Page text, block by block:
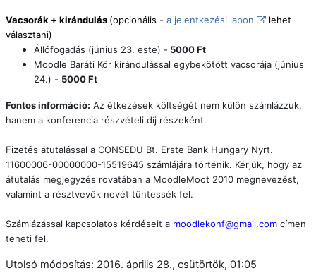
Vacsorák + kirándulás (opcionális - a jelentkezési lapon
lehet
választani)
Állófogadás (június 23. este) - 5000 Ft
Moodle Baráti Kör kirándulással egybekötött vacsorája (június
24.) - 5000 Ft
Fontos információ: Az étkezések költségét nem külön számlázzuk,
hanem a konferencia részvételi díj részeként.
Fizetés átutalással a CONSEDU Bt. Erste Bank Hungary Nyrt.
11600006-00000000-15519645 számlájára történik. Kérjük, hogy az
átutalás megjegyzés rovatában a MoodleMoot 2010 megnevezést,
valamint a résztvevők nevét tüntessék fel.
Számlázással kapcsolatos kérdéseit a moodlekonf@gmail.com címen
teheti fel.
Utolsó módosítás: 2016. április 28., csütörtök, 01:05